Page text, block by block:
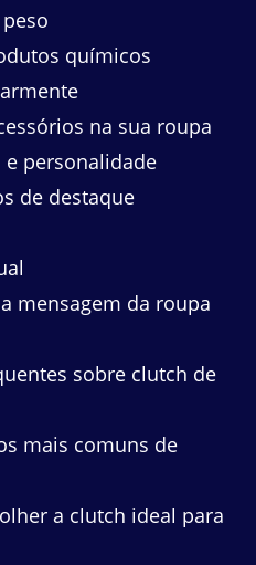
químicos
na sua roupa
personalidade
de destaque
mensagem da roupa
sobre clutch de
mais comuns de
a clutch ideal para